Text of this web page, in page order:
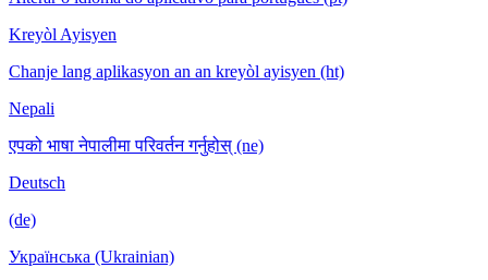
Kreyòl Ayisyen
Chanje lang aplikasyon an an kreyòl ayisyen (ht)
Nepali
एपको भाषा नेपालीमा परिवर्तन गर्नुहोस् (ne)
Deutsch
(de)
Українська (Ukrainian)